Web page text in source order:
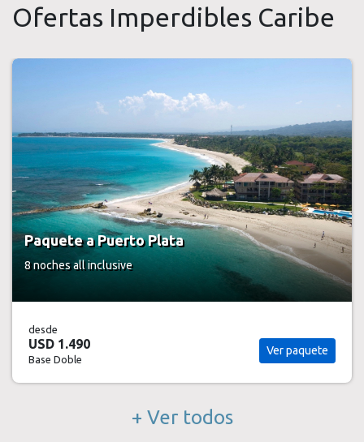
Ofertas Imperdibles Caribe
Paquete a Puerto Plata
8 nochesall inclusive
desde
USD 1.490
Base Doble
Ver paquete
+ Ver todos